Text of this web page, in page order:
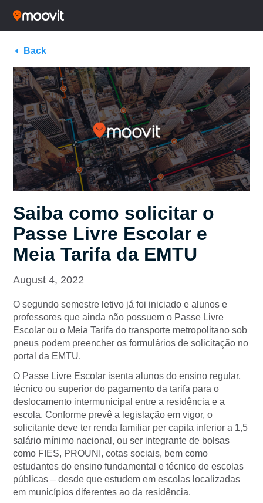
Back
Saiba como solicitar o
Passe Livre Escolar e
Meia Tarifa da EMTU
August 4, 2022
O segundo semestre letivo já foi iniciado e alunos e
professores que ainda não possuem o Passe Livre
Escolar ou o Meia Tarifa do transporte metropolitano sob
pneus podem preencher os formulários de solicitação no
portal da EMTU.
O Passe Livre Escolar isenta alunos do ensino regular,
técnico ou superior do pagamento da tarifa para o
deslocamento intermunicipal entre a residência e a
escola. Conforme prevê a legislação em vigor, o
solicitante deve ter renda familiar per capita inferior a 1,5
salário mínimo nacional, ou ser integrante de bolsas
como FIES, PROUNI, cotas sociais, bem como
estudantes do ensino fundamental e técnico de escolas
públicas – desde que estudem em escolas localizadas
em municípios diferentes ao da residência.